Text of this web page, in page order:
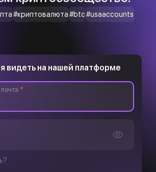
#криптовалюта#btc#usaaccounts
видеть на нашей платформе
*